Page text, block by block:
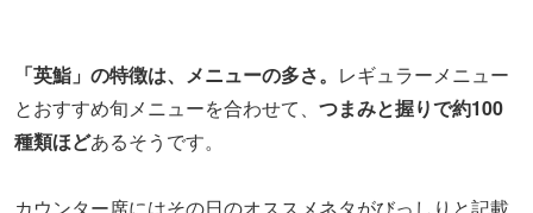
「英鮨」の特徴は、メニューの多さ。 レギュラーメニュー
とおすすめ旬メニューを合わせて、 つまみと握りで約100
種類ほどあるそうです。